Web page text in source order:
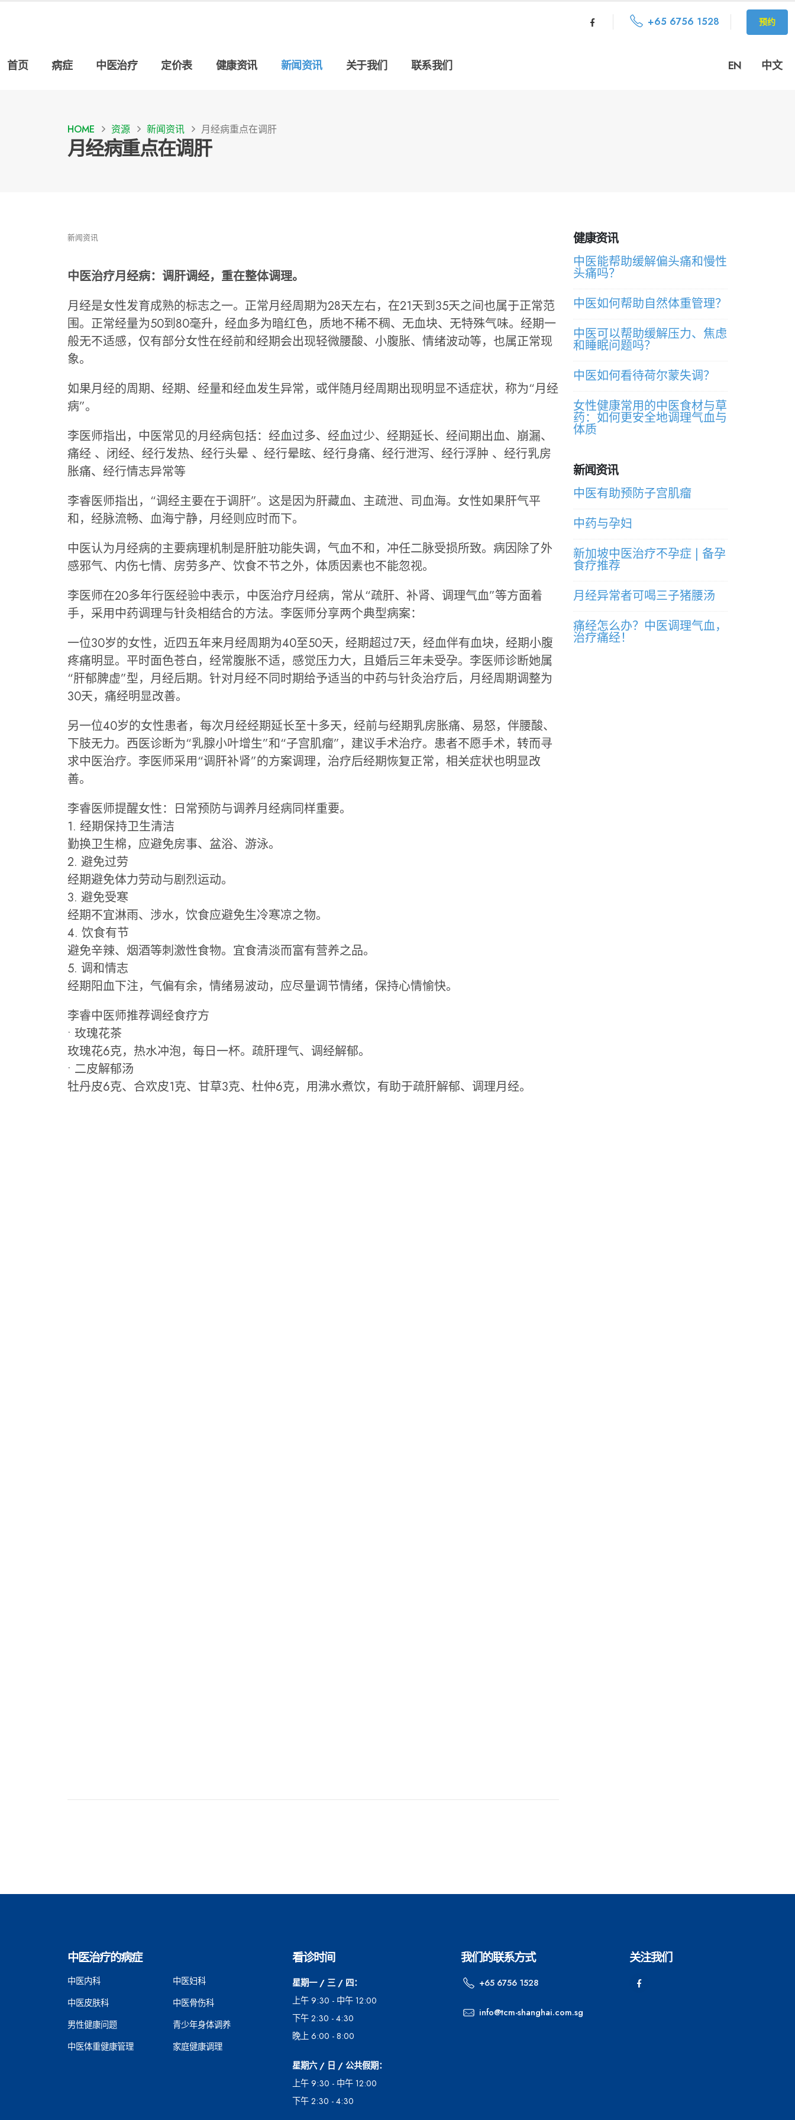
+65 6756 1528 预约
首页 病症 中医治疗 定价表 健康资讯 新闻资讯 关于我们 联系我们 EN 中文
HOME 资源 新闻资讯 月经病重点在调肝
月经病重点在调肝
新闻资讯
中医治疗月经病：调肝调经，重在整体调理。
月经是女性发育成熟的标志之一。正常月经周期为28天左右，在21天到35天之间也属于正常范
围。正常经量为50到80毫升，经血多为暗红色，质地不稀不稠、无血块、无特殊气味。经期一
般无不适感，仅有部分女性在经前和经期会出现轻微腰酸、小腹胀、情绪波动等，也属正常现
象。
如果月经的周期、经期、经量和经血发生异常，或伴随月经周期出现明显不适症状，称为“月经
病”。
李医师指出，中医常见的月经病包括：经血过多、经血过少、经期延长、经间期出血、崩漏、
痛经 、闭经、经行发热、经行头晕 、经行晕眩、经行身痛、经行泄泻、经行浮肿 、经行乳房
胀痛、经行情志异常等
李睿医师指出，“调经主要在于调肝”。这是因为肝藏血、主疏泄、司血海。女性如果肝气平
和，经脉流畅、血海宁静，月经则应时而下。
中医认为月经病的主要病理机制是肝脏功能失调，气血不和，冲任二脉受损所致。病因除了外
感邪气、内伤七情、房劳多产、饮食不节之外，体质因素也不能忽视。
李医师在20多年行医经验中表示，中医治疗月经病，常从“疏肝、补肾、调理气血”等方面着
手，采用中药调理与针灸相结合的方法。李医师分享两个典型病案：
一位30岁的女性，近四五年来月经周期为40至50天，经期超过7天，经血伴有血块，经期小腹
疼痛明显。平时面色苍白，经常腹胀不适，感觉压力大，且婚后三年未受孕。李医师诊断她属
“肝郁脾虚”型，月经后期。针对月经不同时期给予适当的中药与针灸治疗后，月经周期调整为
30天，痛经明显改善。
另一位40岁的女性患者，每次月经经期延长至十多天，经前与经期乳房胀痛、易怒，伴腰酸、
下肢无力。西医诊断为“乳腺小叶增生”和“子宫肌瘤”，建议手术治疗。患者不愿手术，转而寻
求中医治疗。李医师采用“调肝补肾”的方案调理，治疗后经期恢复正常，相关症状也明显改
善。
李睿医师提醒女性：日常预防与调养月经病同样重要。
1. 经期保持卫生清洁
勤换卫生棉，应避免房事、盆浴、游泳。
2. 避免过劳
经期避免体力劳动与剧烈运动。
3. 避免受寒
经期不宜淋雨、涉水，饮食应避免生冷寒凉之物。
4. 饮食有节
避免辛辣、烟酒等刺激性食物。宜食清淡而富有营养之品。
5. 调和情志
经期阳血下注，气偏有余，情绪易波动，应尽量调节情绪，保持心情愉快。
李睿中医师推荐调经食疗方
• 玫瑰花茶
玫瑰花6克，热水冲泡，每日一杯。疏肝理气、调经解郁。
• 二皮解郁汤
牡丹皮6克、合欢皮1克、甘草3克、杜仲6克，用沸水煮饮，有助于疏肝解郁、调理月经。
健康资讯
中医能帮助缓解偏头痛和慢性
头痛吗？
中医如何帮助自然体重管理？
中医可以帮助缓解压力、焦虑
和睡眠问题吗？
中医如何看待荷尔蒙失调？
女性健康常用的中医食材与草
药：如何更安全地调理气血与
体质
新闻资讯
中医有助预防子宫肌瘤
中药与孕妇
新加坡中医治疗不孕症 | 备孕
食疗推荐
月经异常者可喝三子猪腰汤
痛经怎么办？中医调理气血，
治疗痛经！
中医治疗的病症
中医内科
中医妇科
中医皮肤科
中医骨伤科
男性健康问题
青少年身体调养
中医体重健康管理
家庭健康调理
看诊时间
星期一 / 三 / 四：
上午 9:30 - 中午 12:00
下午 2:30 - 4:30
晚上 6:00 - 8:00
星期六 / 日 / 公共假期：
上午 9:30 - 中午 12:00
下午 2:30 - 4:30
我们的联系方式
+65 6756 1528
info@tcm-shanghai.com.sg
关注我们